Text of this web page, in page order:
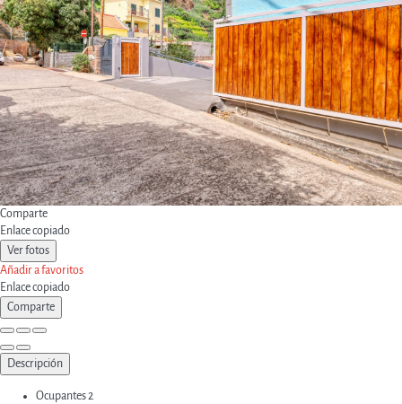
Comparte
Enlace copiado
Ver fotos
Añadir a favoritos
Enlace copiado
Comparte
Descripción
Ocupantes2